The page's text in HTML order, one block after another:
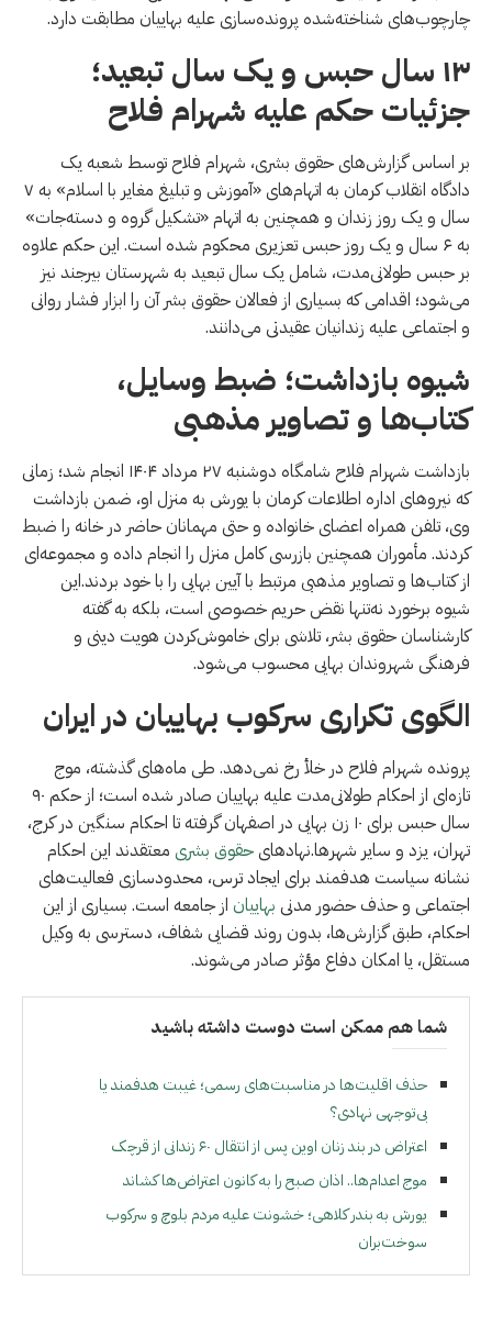
چارچوب‌های شناخته‌شده پرونده‌سازی علیه بهاییان مطابقت دارد.
۱۳ سال حبس و یک سال تبعید؛
جزئیات حکم علیه شهرام فلاح
بر اساس گزارش‌های حقوق بشری، شهرام فلاح توسط شعبه یک
دادگاه انقلاب کرمان به اتهام‌های «آموزش و تبلیغ مغایر با اسلام» به ۷
سال و یک روز زندان و همچنین به اتهام «تشکیل گروه و دسته‌جات»
به ۶ سال و یک روز حبس تعزیری محکوم شده است. این حکم علاوه
بر حبس طولانی‌مدت، شامل یک سال تبعید به شهرستان بیرجند نیز
می‌شود؛ اقدامی که بسیاری از فعالان حقوق بشر آن را ابزار فشار روانی
و اجتماعی علیه زندانیان عقیدتی می‌دانند.
شیوه بازداشت؛ ضبط وسایل،
کتاب‌ها و تصاویر مذهبی
بازداشت شهرام فلاح شامگاه دوشنبه ۲۷ مرداد ۱۴۰۴ انجام شد؛ زمانی
که نیروهای اداره اطلاعات کرمان با یورش به منزل او، ضمن بازداشت
وی، تلفن همراه اعضای خانواده و حتی مهمانان حاضر در خانه را ضبط
کردند. مأموران همچنین بازرسی کامل منزل را انجام داده و مجموعه‌ای
از کتاب‌ها و تصاویر مذهبی مرتبط با آیین بهایی را با خود بردند.این
شیوه برخورد نه‌تنها نقض حریم خصوصی است، بلکه به گفته
کارشناسان حقوق بشر، تلاشی برای خاموش‌کردن هویت دینی و
فرهنگی شهروندان بهایی محسوب می‌شود.
الگوی تکراری سرکوب بهاییان در ایران
پرونده شهرام فلاح در خلأ رخ نمی‌دهد. طی ماه‌های گذشته، موج
تازه‌ای از احکام طولانی‌مدت علیه بهاییان صادر شده است؛ از حکم ۹۰
سال حبس برای ۱۰ زن بهایی در اصفهان گرفته تا احکام سنگین در کرج،
تهران، یزد و سایر شهرها.نهادهایحقوق بشری معتقدند این احکام
نشانه سیاست هدفمند برای ایجاد ترس، محدودسازی فعالیت‌های
اجتماعی و حذف حضور مدنی بهاییان از جامعه است. بسیاری از این
احکام، طبق گزارش‌ها، بدون روند قضایی شفاف، دسترسی به وکیل
مستقل، یا امکان دفاع مؤثر صادر می‌شوند.
شما هم ممکن است دوست داشته باشید
حذف اقلیت‌ها در مناسبت‌های رسمی؛ غیبت هدفمند یا
بی‌توجهی نهادی؟
اعتراض در بند زنان اوین پس از انتقال ۶۰ زندانی از قرچک
موج اعدام‌ها.. اذان صبح را به کانون اعتراض‌ها کشاند
یورش به بندر کلاهی؛ خشونت علیه مردم بلوچ و سرکوب
سوخت‌بران